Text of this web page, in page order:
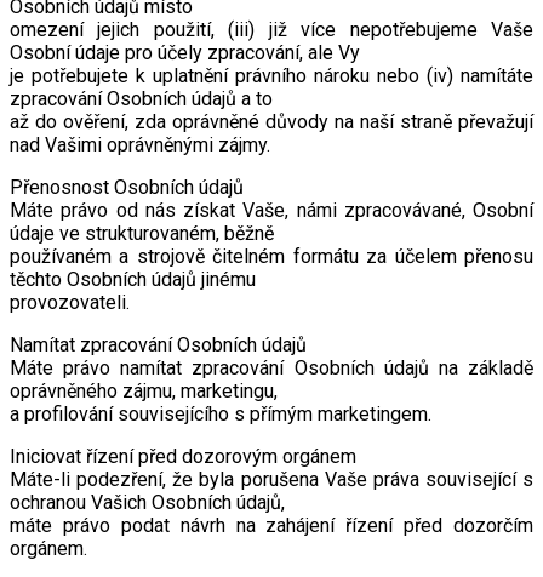
Osobních údajů místo
omezení jejich použití, (iii) již více nepotřebujeme Vaše
Osobní údaje pro účely zpracování, ale Vy
je potřebujete k uplatnění právního nároku nebo (iv) namítáte
zpracování Osobních údajů a to
až do ověření, zda oprávněné důvody na naší straně převažují
nad Vašimi oprávněnými zájmy.
Přenosnost Osobních údajů
Máte právo od nás získat Vaše, námi zpracovávané, Osobní
údaje ve strukturovaném, běžně
používaném a strojově čitelném formátu za účelem přenosu
těchto Osobních údajů jinému
provozovateli.
Namítat zpracování Osobních údajů
Máte právo namítat zpracování Osobních údajů na základě
oprávněného zájmu, marketingu,
a profilování souvisejícího s přímým marketingem.
Iniciovat řízení před dozorovým orgánem
Máte-li podezření, že byla porušena Vaše práva související s
ochranou Vašich Osobních údajů,
máte právo podat návrh na zahájení řízení před dozorčím
orgánem.